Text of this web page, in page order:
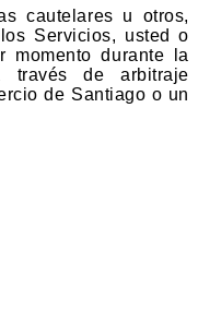
cautelares u otros,
Servicios, usted o
momento durante la
través de arbitraje
de Santiago o un